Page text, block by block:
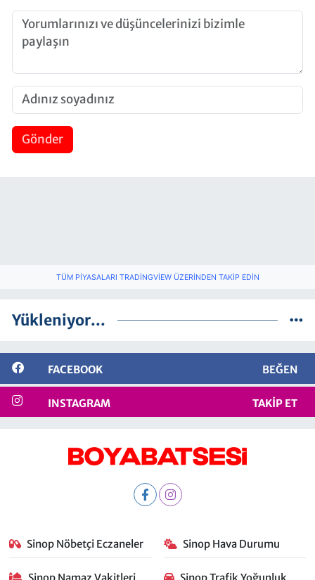
Gönder
TÜM PIYASALARI TRADINGVIEW ÜZERINDEN TAKIP EDIN
Yükleniyor...
FACEBOOK BEĞEN
INSTAGRAM TAKIP ET
Sinop Nöbetçi Eczaneler Sinop Hava Durumu